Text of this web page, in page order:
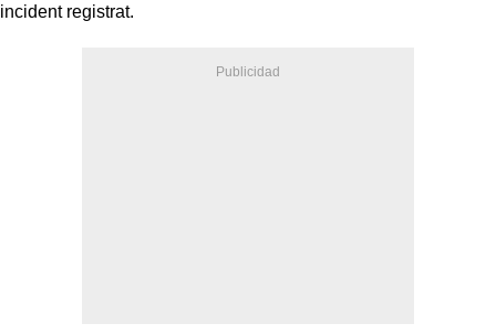
incident registrat.